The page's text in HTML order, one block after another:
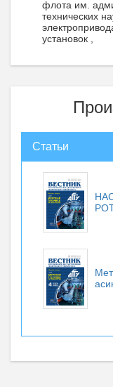
флота им.
технических
установок ,
Статьи